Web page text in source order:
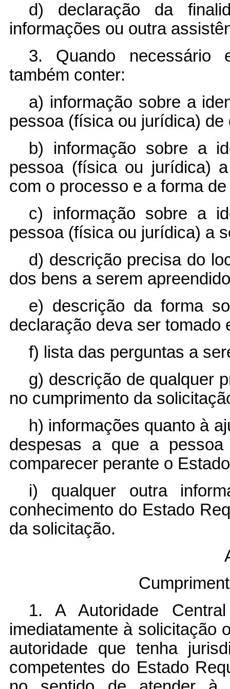
d) declaração da
informações ou outra
3. Quando necessário
também conter:
a) informação sobre a
pessoa (física ou jurídica)
b) informação sobre a
pessoa (física ou jurídica)
com o processo e a forma
c) informação sobre a
pessoa (física ou jurídica) a
d) descrição precisa do
dos bens a serem
e) descrição da forma
declaração deva ser tomado
f) lista das perguntas a
g) descrição de qualquer
no cumprimento da
h) informações quanto à
despesas a que a
comparecer perante o
i) qualquer outra
conhecimento do Estado
da solicitação.
1. A Autoridade
imediatamente à solicitação
autoridade que tenha
competentes do Estado